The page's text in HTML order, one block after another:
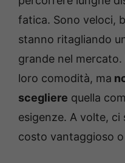
fatica. Sono veloci,
stanno ritagliando
grande nel
loro comodità, ma
scegliere quella
esigenze. A volte, ci
costo vantaggioso